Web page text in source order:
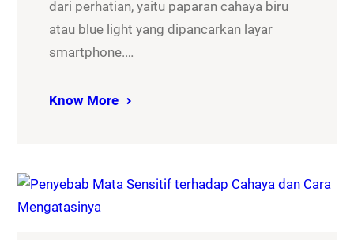
dari perhatian, yaitu paparan cahaya biru
atau blue light yang dipancarkan layar
smartphone.…
Know More